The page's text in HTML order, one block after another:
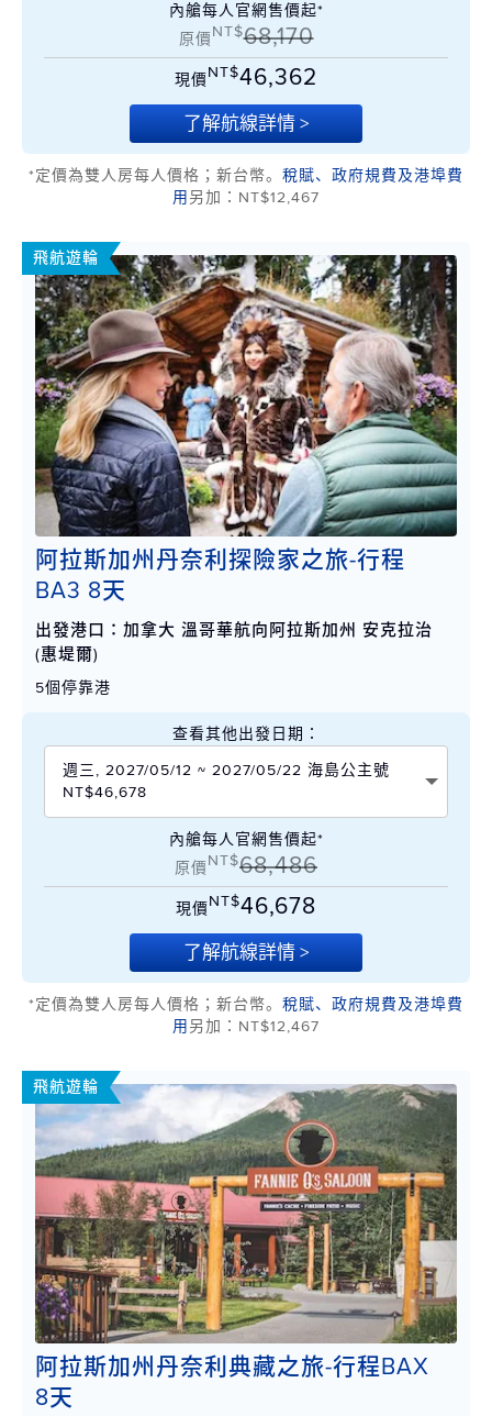
內艙每人官網售價起*
原價NT$68,170
現價NT$46,362
了解航線詳情 >
*定價為雙人房每人價格；新台幣。 稅賦、政府規費及港埠費
用 另加：NT$12,467
飛航遊輪
阿拉斯加州丹奈利探險家之旅-行程
BA3 8天
出發港口：加拿大 溫哥華航向阿拉斯加州 安克拉治
(惠堤爾)
5個停靠港
查看其他出發日期：
週三, 2027/05/12 ~ 2027/05/22 海島公主號
NT$46,678
內艙每人官網售價起*
原價NT$68,486
現價NT$46,678
了解航線詳情 >
*定價為雙人房每人價格；新台幣。 稅賦、政府規費及港埠費
用 另加：NT$12,467
飛航遊輪
阿拉斯加州丹奈利典藏之旅-行程BAX
8天